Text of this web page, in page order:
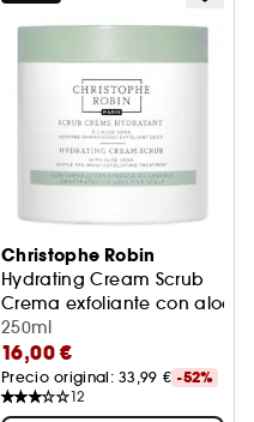
Christophe Robin
Hydrating Cream Scrub
Crema exfoliante con aloe
250ml
16,00 €
Precio original: 33,99 € -52%
12